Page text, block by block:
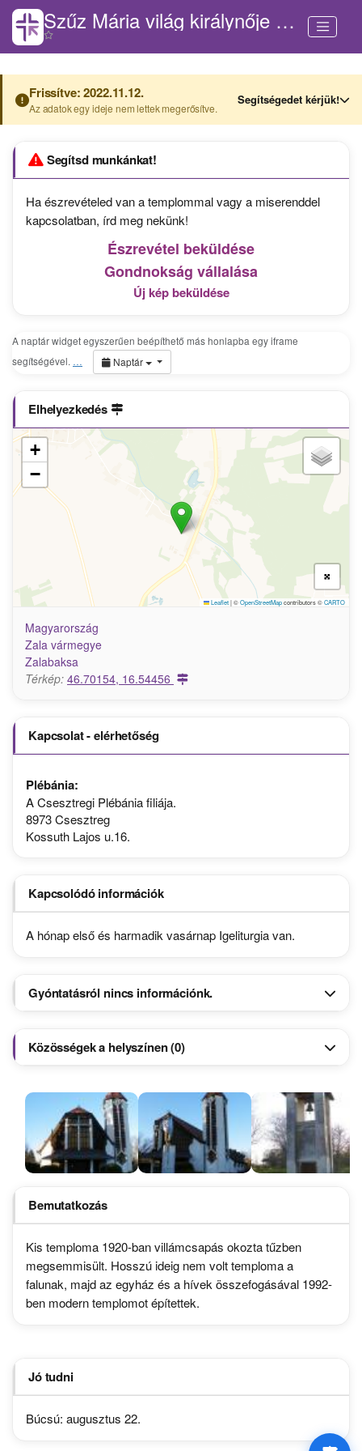
Szűz Mária világ királynője templom (Zalabaksa)
Frissítve: 2022.11.12.
Az adatok egy ideje nem lettek megerősítve.
Segítségedet kérjük!
Segítsd munkánkat!
Ha észrevételed van a templommal vagy a miserenddel
kapcsolatban, írd meg nekünk!
Észrevétel beküldése
Gondnokság vállalása
Új kép beküldése
A naptár widget egyszerűen beépíthető más honlapba egy iframe
segítségével. … Naptár
Elhelyezkedés
+
−
Leaflet|©OpenStreetMapcontributors ©CARTO
Magyarország
Zala vármegye
Zalabaksa
Térkép: 46.70154, 16.54456
Kapcsolat - elérhetőség
Plébánia:
A Csesztregi Plébánia filiája.
8973 Csesztreg
Kossuth Lajos u.16.
Kapcsolódó információk
A hónap első és harmadik vasárnap Igeliturgia van.
Gyóntatásról nincs információnk.
Közösségek a helyszínen (0)
Bemutatkozás
Kis temploma 1920-ban villámcsapás okozta tűzben
megsemmisült. Hosszú ideig nem volt temploma a
falunak, majd az egyház és a hívek összefogásával 1992-
ben modern templomot építettek.
Jó tudni
Búcsú: augusztus 22.